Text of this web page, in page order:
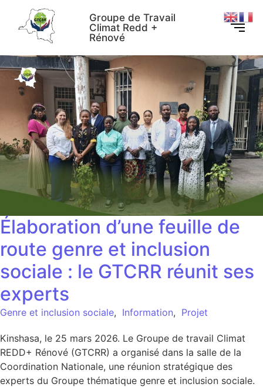
Groupe de Travail
Climat Redd +
Rénové
Élaboration d’une feuille de
route genre et inclusion
sociale : le GTCRR réunit ses
experts
Genre et inclusion sociale, Information, Projet
Kinshasa, le 25 mars 2026. Le Groupe de travail Climat
REDD+ Rénové (GTCRR) a organisé dans la salle de la
Coordination Nationale, une réunion stratégique des
experts du Groupe thématique genre et inclusion sociale.